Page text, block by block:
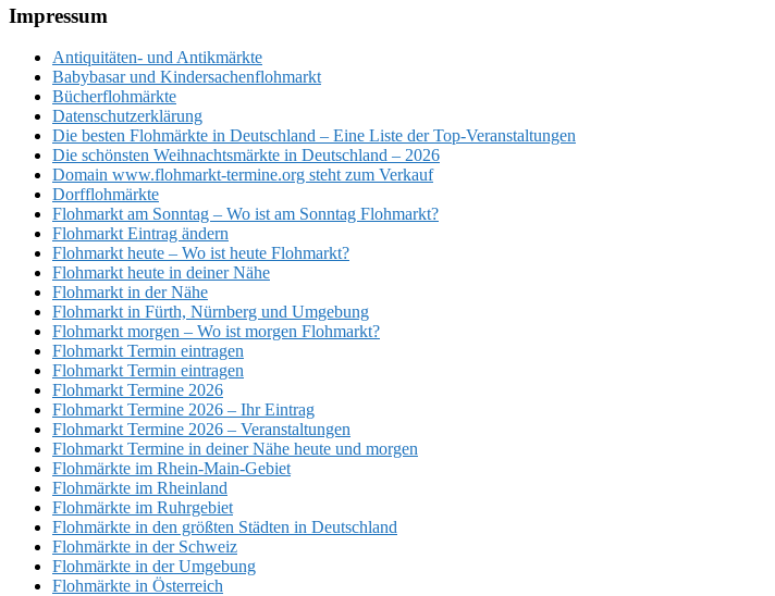
Footer
Impressum
Antiquitäten- und Antikmärkte
Babybasar und Kindersachenflohmarkt
Bücherflohmärkte
Datenschutzerklärung
Die besten Flohmärkte in Deutschland – Eine Liste der Top-Veranstaltungen
Die schönsten Weihnachtsmärkte in Deutschland – 2026
Domain www.flohmarkt-termine.org steht zum Verkauf
Dorfflohmärkte
Flohmarkt am Sonntag – Wo ist am Sonntag Flohmarkt?
Flohmarkt Eintrag ändern
Flohmarkt heute – Wo ist heute Flohmarkt?
Flohmarkt heute in deiner Nähe
Flohmarkt in der Nähe
Flohmarkt in Fürth, Nürnberg und Umgebung
Flohmarkt morgen – Wo ist morgen Flohmarkt?
Flohmarkt Termin eintragen
Flohmarkt Termin eintragen
Flohmarkt Termine 2026
Flohmarkt Termine 2026 – Ihr Eintrag
Flohmarkt Termine 2026 – Veranstaltungen
Flohmarkt Termine in deiner Nähe heute und morgen
Flohmärkte im Rhein-Main-Gebiet
Flohmärkte im Rheinland
Flohmärkte im Ruhrgebiet
Flohmärkte in den größten Städten in Deutschland
Flohmärkte in der Schweiz
Flohmärkte in der Umgebung
Flohmärkte in Österreich